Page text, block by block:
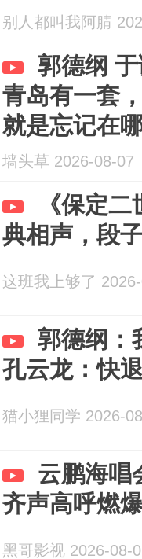
别人都叫我阿腈
郭德纲
青岛有一套
就是忘记在
墙头草 2026-08-07
《保定
典相声，段
这班我上够了
郭德纲：
孔云龙：快
猫小狸同学 2026-
云鹏海唱
齐声高呼燃
黑哥影视 2026-08-